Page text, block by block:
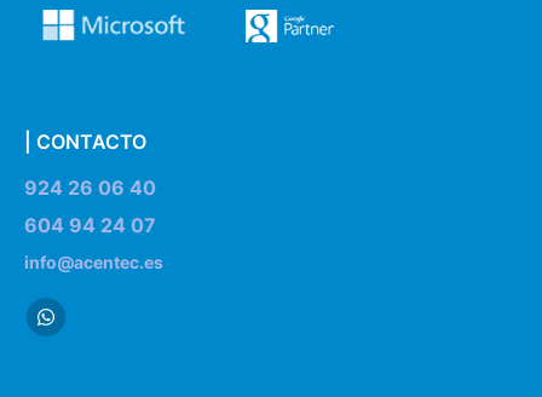
| CONTACTO
924 26 06 40
604 94 24 07
info@acentec.es